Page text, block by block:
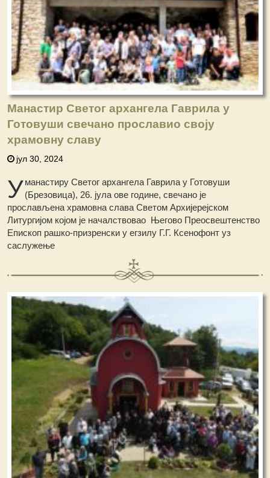
Манастир Светог архангела Гаврила у
Готовуши свечано прославио своју
храмовну славу
јул 30, 2024
Уманастиру Светог архангела Гаврила у Готовуши
(Брезовица), 26. јула ове године, свечано је
прослављена храмовна слава Светом Архијерејском
Литургијом којом је началствовао Његово Преосвештенство
Епископ рашко-призренски у егзилу Г.Г. Ксенофонт уз
саслужење